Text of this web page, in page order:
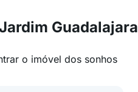
Guadalajara
o imóvel dos sonhos